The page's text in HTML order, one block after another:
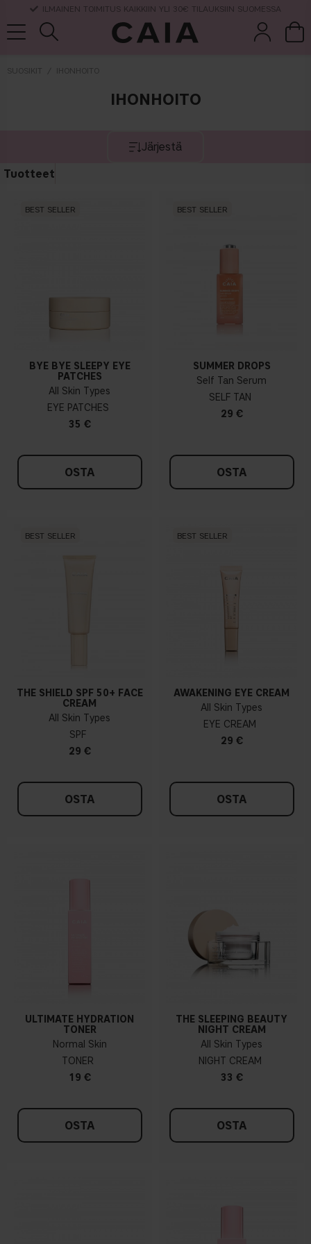
TOIMITUSAIKA 3-5 ARKIPÄIVÄÄ
SUOSIKIT IHONHOITO
IHONHOITO
Järjestä
Tuotteet
BEST SELLER
BYE BYE SLEEPY EYE
PATCHES
All Skin Types
EYE PATCHES
35 €
OSTA
BEST SELLER
SUMMER DROPS
Self Tan Serum
SELF TAN
29 €
OSTA
BEST SELLER
THE SHIELD SPF 50+ FACE
CREAM
All Skin Types
SPF
29 €
OSTA
BEST SELLER
AWAKENING EYE CREAM
All Skin Types
EYE CREAM
29 €
OSTA
ULTIMATE HYDRATION
TONER
Normal Skin
TONER
19 €
OSTA
THE SLEEPING BEAUTY
NIGHT CREAM
All Skin Types
NIGHT CREAM
33 €
OSTA
setit
kuivashampo